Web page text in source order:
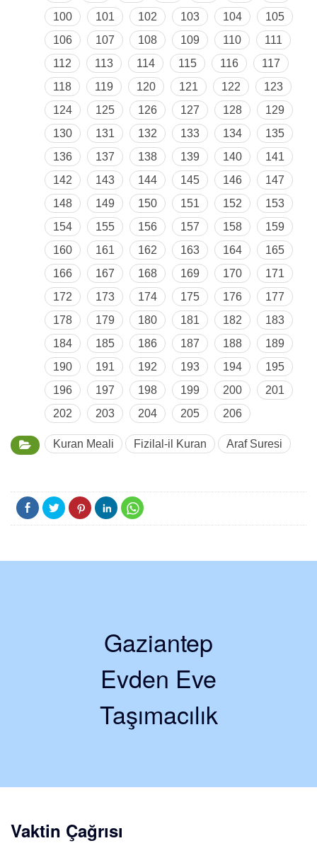
100
101 102 103 104
105
106
107 108 109 110
111
112
113 114 115 116
117
118
119 120 121 122
123
124
125 126 127 128
129
130
131 132 133 134
135
136
137 138 139 140
141
142
143 144 145 146
147
148
149 150 151 152
153
154
155 156 157 158
159
160
161 162 163 164
165
166
167 168 169 170
171
172
173 174 175 176
177
178
179 180 181 182
183
184
185 186 187 188
189
190
191 192 193 194
195
196
197 198 199 200
201
202
203 204 205 206
Kuran Meali Fizilal-il Kuran Araf Suresi
Gaziantep
Evden Eve
Taşımacılık
Vaktin Çağrısı